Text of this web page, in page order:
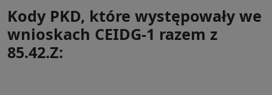
Kody PKD, które występowały we
wnioskach CEIDG-1 razem z
85.42.Z: